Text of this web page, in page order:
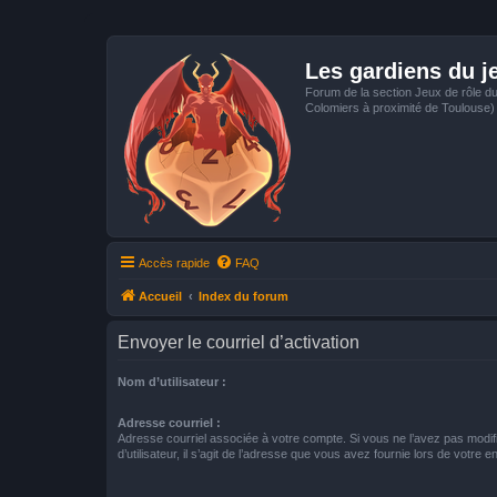
Les gardiens du
Forum de la section Jeux de rôle
Colomiers à proximité de Toulouse)
Accès rapide FAQ
Accueil Index du forum
Envoyer le courriel d’activation
Nom d’utilisateur :
Adresse courriel :
Adresse courriel associée à votre compte. Si vous ne l’avez pas
d’utilisateur, il s’agit de l’adresse que vous avez fournie lors de votre